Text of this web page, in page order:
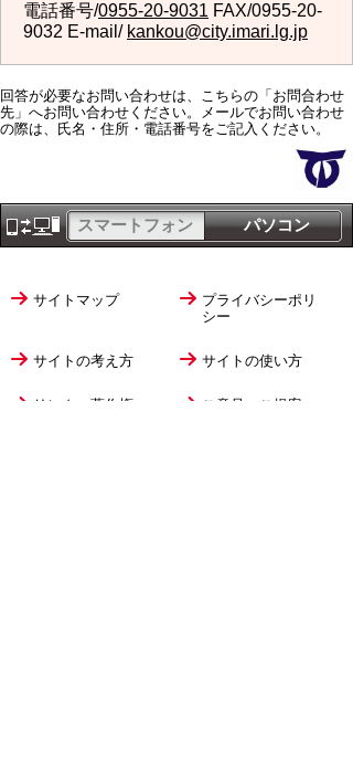
電話番号/0955-20-9031 FAX/0955-20-
9032 E-mail/ kankou@city.imari.lg.jp
回答が必要なお問い合わせは、こちらの「お問合わせ
先」へお問い合わせください。メールでお問い合わせ
の際は、氏名・住所・電話番号をご記入ください。
パソコン
スマートフォン
サイトマップ
プライバシーポリ
シー
サイトの考え方 サイトの使い方
リンク・著作権 ご意見・ご提案